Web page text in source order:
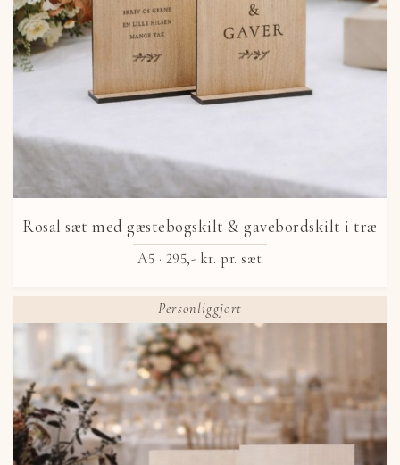
Rosal sæt med gæstebogskilt & gavebordskilt i træ
A5 · 295,- kr. pr. sæt
Personliggjort